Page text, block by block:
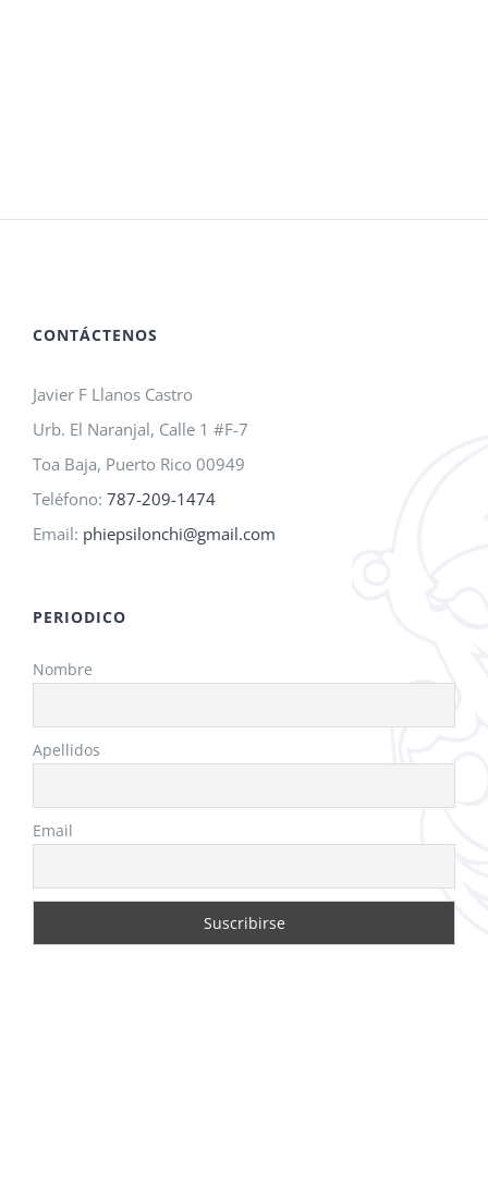
CONTÁCTENOS
Javier F Llanos Castro
Urb. El Naranjal, Calle 1 #F-7
Toa Baja, Puerto Rico 00949
Teléfono: 787-209-1474
Email: phiepsilonchi@gmail.com
PERIODICO
Nombre
Apellidos
Email